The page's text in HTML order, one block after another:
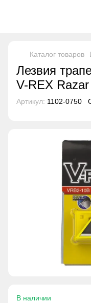
Каталог товаров
Лезвия
V-REX
Артикул: 1102-0750
В наличии